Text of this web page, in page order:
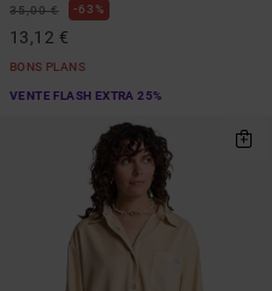
35,00 € 63%
13,12 €
BONS PLANS
VENTE FLASH EXTRA 25%